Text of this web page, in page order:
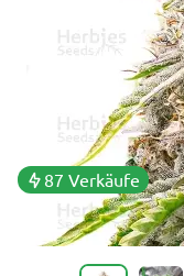
87 Verkäufe